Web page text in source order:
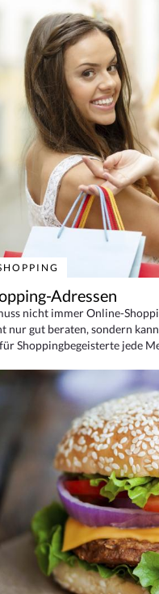
Adressen
nicht immer Online-
nur gut beraten, sondern
Shoppingbegeisterte jede